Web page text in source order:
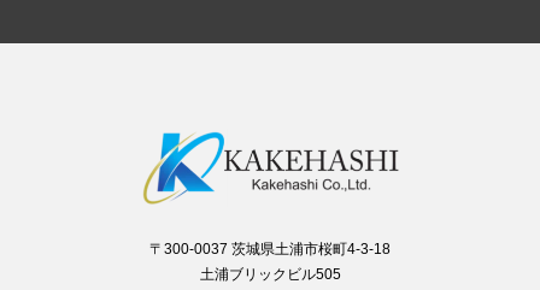
〒300-0037 茨城県土浦市桜町4-3-18
土浦ブリックビル505